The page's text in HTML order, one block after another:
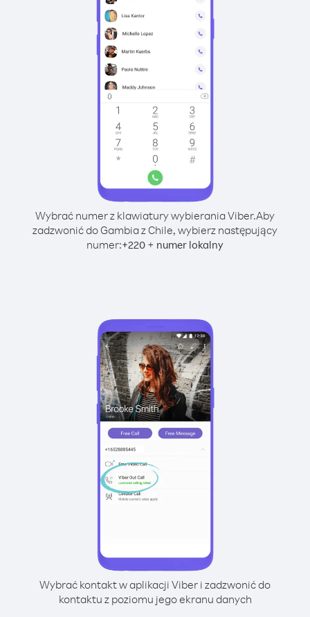
Wybrać numer z klawiatury wybierania Viber.Aby
zadzwonić do Gambia z Chile, wybierz następujący
numer:+220 + numer lokalny
Wybrać kontakt w aplikacji Viber i zadzwonić do
kontaktu z poziomu jego ekranu danych